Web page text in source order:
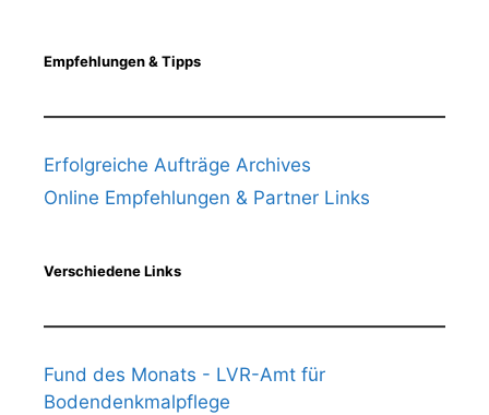
Empfehlungen & Tipps
Erfolgreiche Aufträge Archives
Online Empfehlungen & Partner Links
Verschiedene Links
Fund des Monats - LVR-Amt für
Bodendenkmalpflege